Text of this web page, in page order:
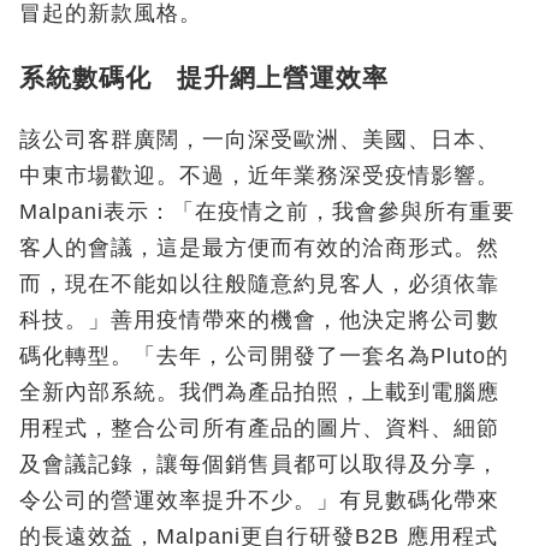
冒起的新款風格。
系統數碼化 提升網上營運效率
該公司客群廣闊，一向深受歐洲、美國、日本、
中東市場歡迎。不過，近年業務深受疫情影響。
Malpani表示：「在疫情之前，我會參與所有重要
客人的會議，這是最方便而有效的洽商形式。然
而，現在不能如以往般隨意約見客人，必須依靠
科技。」善用疫情帶來的機會，他決定將公司數
碼化轉型。「去年，公司開發了一套名為Pluto的
全新內部系統。我們為產品拍照，上載到電腦應
用程式，整合公司所有產品的圖片、資料、細節
及會議記錄，讓每個銷售員都可以取得及分享，
令公司的營運效率提升不少。」有見數碼化帶來
的長遠效益，Malpani更自行研發B2B 應用程式